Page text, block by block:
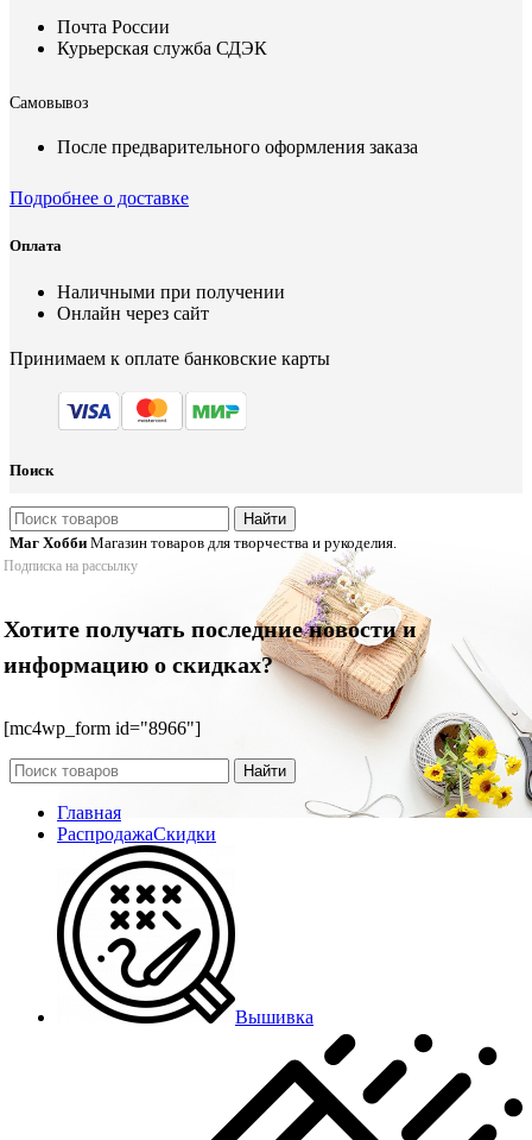
Почта России
Курьерская служба СДЭК
Самовывоз
После предварительного оформления заказа
Подробнее о доставке
Оплата
Наличными при получении
Онлайн через сайт
Принимаем к оплате банковские карты
Поиск
Найти
Маг Хобби Магазин товаров для творчества и рукоделия.
Подписка на рассылку
Хотите получать последние новости и
информацию о скидках?
[mc4wp_form id="8966"]
Найти
Главная
РаспродажаСкидки
Вышивка